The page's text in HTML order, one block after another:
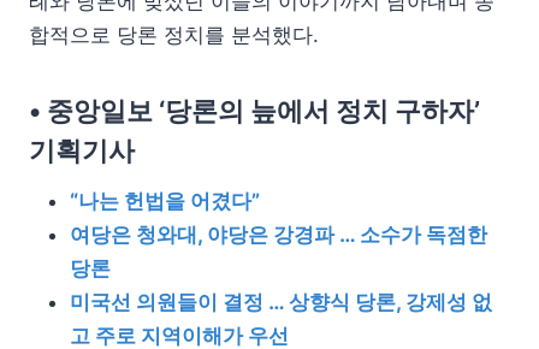
합적으로 당론 정치를 분석했다.
• 중앙일보 ‘당론의 늪에서 정치 구하자’
기획기사
“나는 헌법을 어겼다”
여당은 청와대, 야당은 강경파 … 소수가 독점한
당론
미국선 의원들이 결정 … 상향식 당론, 강제성 없
고 주로 지역이해가 우선